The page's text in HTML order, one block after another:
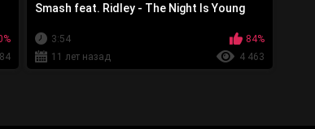
Smash feat. Ridley - The Night Is Young
3:54
84%
11 лет назад
4 463